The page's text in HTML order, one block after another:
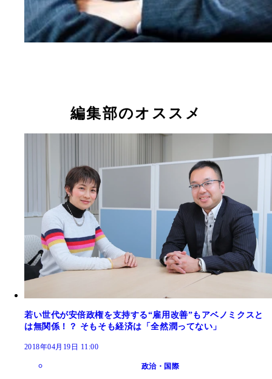
編集部のオススメ
若い世代が安倍政権を支持する“雇用改善”もアベノミクスと
は無関係！？ そもそも経済は「全然潤ってない」
2018年04月19日 11:00
政治・国際